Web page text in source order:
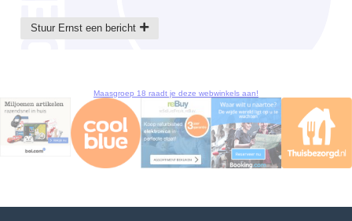
Maasgroep 18 raadt je deze webwinkels aan!
Stuur Ernst een bericht